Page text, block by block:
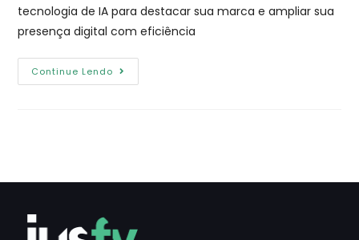
tecnologia de IA para destacar sua marca e ampliar sua
presença digital com eficiência
Continue Lendo